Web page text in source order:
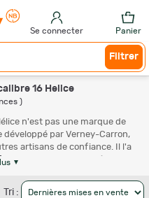
Se connecter Panier
Filtrer
16 Helice
)
n'est pas une marque de
par Verney-Carron,
artisans de confiance. Il l'a
de chasse
sont souvent d'excellente
Tri :